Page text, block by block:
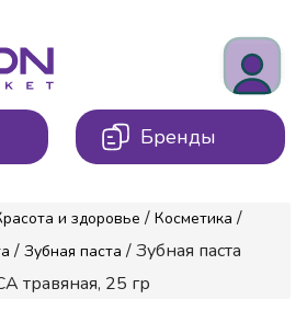
Бренды
и здоровье / Косметика /
/ Зубная паста / Зубная паста
травяная, 25 гр